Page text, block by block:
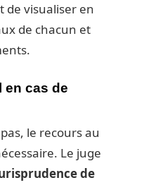
de visualiser en
de chacun et
en cas de
le recours au
Le juge
de